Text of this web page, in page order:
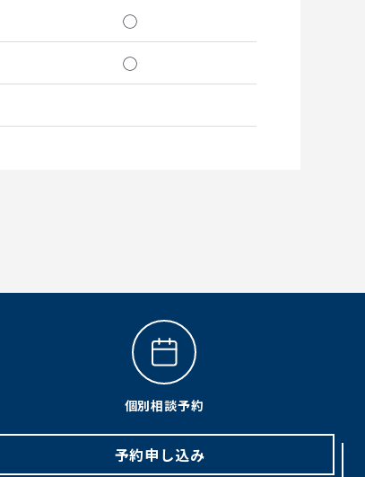
◯
◯
個別相談予約
予約申し込み